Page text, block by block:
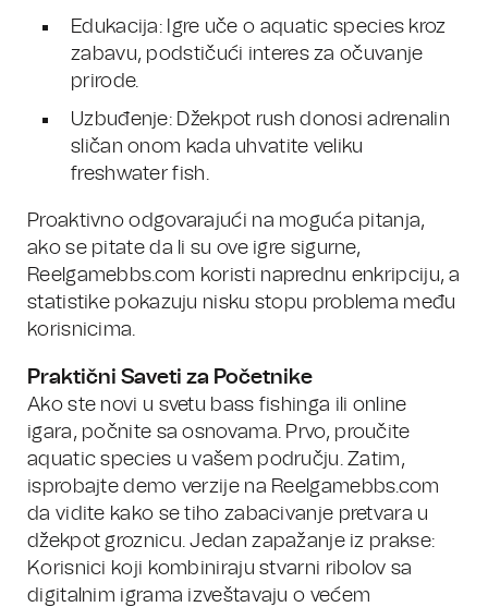
Edukacija: Igre uče o aquatic species kroz
zabavu, podstičući interes za očuvanje
prirode.
Uzbuđenje: Džekpot rush donosi adrenalin
sličan onom kada uhvatite veliku
freshwater fish.
Proaktivno odgovarajući na moguća pitanja,
ako se pitate da li su ove igre sigurne,
Reelgamebbs.com koristi naprednu enkripciju, a
statistike pokazuju nisku stopu problema među
korisnicima.
Praktični Saveti za Početnike
Ako ste novi u svetu bass fishinga ili online
igara, počnite sa osnovama. Prvo, proučite
aquatic species u vašem području. Zatim,
isprobajte demo verzije na Reelgamebbs.com
da vidite kako se tiho zabacivanje pretvara u
džekpot groznicu. Jedan zapažanje iz prakse:
Korisnici koji kombiniraju stvarni ribolov sa
digitalnim igrama izveštavaju o većem